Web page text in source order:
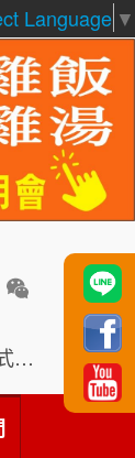
Language ▼
【咖啡LOOK 】咖啡.吐司專賣店🧇專營各式創意法式吐司
北
市
台南
市